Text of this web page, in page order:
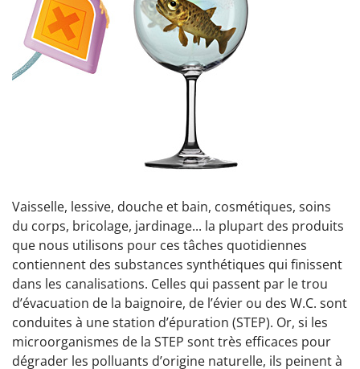
Vaisselle, lessive, douche et bain, cosmétiques, soins
du corps, bricolage, jardinage... la plupart des produits
que nous utilisons pour ces tâches quotidiennes
contiennent des substances synthétiques qui finissent
dans les canalisations. Celles qui passent par le trou
d’évacuation de la baignoire, de l’évier ou des W.C. sont
conduites à une station d’épuration (STEP). Or, si les
microorganismes de la STEP sont très efficaces pour
dégrader les polluants d’origine naturelle, ils peinent à